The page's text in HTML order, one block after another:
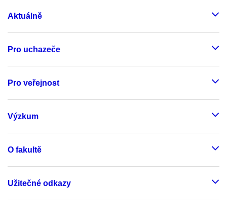
Aktuálně
Pro uchazeče
Pro veřejnost
Výzkum
O fakultě
Užitečné odkazy